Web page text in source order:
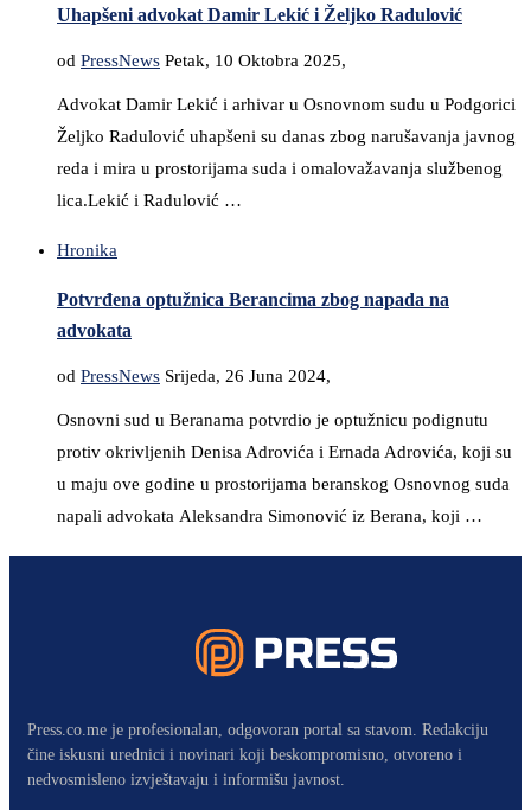
Uhapšeni advokat Damir Lekić i Željko Radulović
od PressNews Petak, 10 Oktobra 2025,
Advokat Damir Lekić i arhivar u Osnovnom sudu u Podgorici
Željko Radulović uhapšeni su danas zbog narušavanja javnog
reda i mira u prostorijama suda i omalovažavanja službenog
lica.Lekić i Radulović …
Hronika
Potvrđena optužnica Berancima zbog napada na
advokata
od PressNews Srijeda, 26 Juna 2024,
Osnovni sud u Beranama potvrdio je optužnicu podignutu
protiv okrivljenih Denisa Adrovića i Ernada Adrovića, koji su
u maju ove godine u prostorijama beranskog Osnovnog suda
napali advokata Aleksandra Simonović iz Berana, koji …
Press.co.me je profesionalan, odgovoran portal sa stavom. Redakciju
čine iskusni urednici i novinari koji beskompromisno, otvoreno i
nedvosmisleno izvještavaju i informišu javnost.